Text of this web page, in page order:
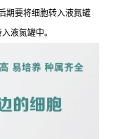
期要将细胞转入液氮罐
液氮罐中。